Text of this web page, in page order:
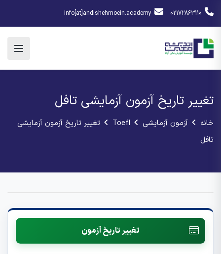
02172863110
info[at]andishehmoein.academy
تغییر تاریخ آزمون آزمایشی تافل
خانه آزمون آزمایشی Toefl
تغییر تاریخ آزمون آزمایشی
تافل
تغییر تاریخ آزمون